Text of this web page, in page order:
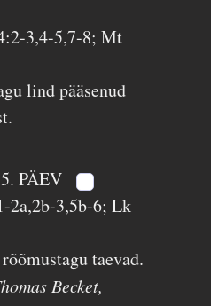
3,4-5,7-8; Mt
lind pääsenud
PÄEV
2a,2b-3,5b-6; Lk
taevad.
Becket,